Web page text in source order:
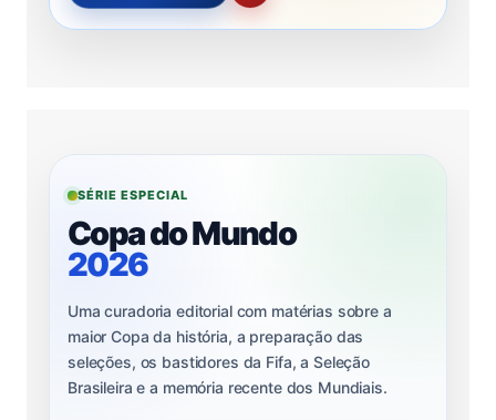
SÉRIE ESPECIAL
Copa do Mundo
2026
Uma curadoria editorial com matérias sobre a
maior Copa da história, a preparação das
seleções, os bastidores da Fifa, a Seleção
Brasileira e a memória recente dos Mundiais.